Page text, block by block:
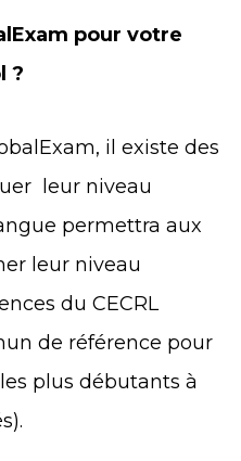
pour votre
?
il existe des
leur niveau
permettra aux
leur niveau
du CECRL
de référence pour
plus débutants à